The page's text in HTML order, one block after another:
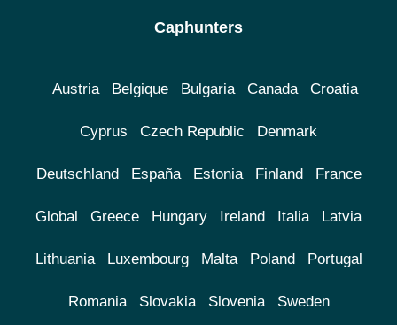
Caphunters
Austria Belgique Bulgaria Canada Croatia
Cyprus Czech Republic Denmark
Deutschland España Estonia Finland France
Global Greece Hungary Ireland Italia Latvia
Lithuania Luxembourg Malta Poland Portugal
Romania Slovakia Slovenia Sweden